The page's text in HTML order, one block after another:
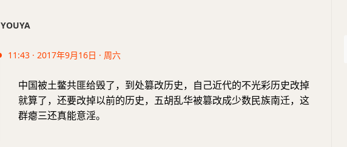
YOUYA
11:43 · 2017年9月16日 · 周六
中国被土鳖共匪给毁了，到处篡改历史，自己近代的不光彩历史改掉
就算了，还要改掉以前的历史，五胡乱华被篡改成少数民族南迁，这
群瘪三还真能意淫。